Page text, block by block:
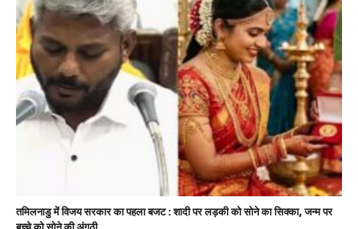
तमिलनाडु में विजय सरकार का पहला बजट : शादी पर लड़की को सोने का सिक्का, जन्म पर